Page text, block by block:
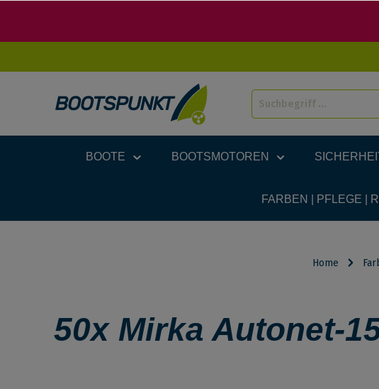
BOOTE BOOTSMOTOREN
FARBEN | PFLEGE |
Home
50x Mirka Autonet-